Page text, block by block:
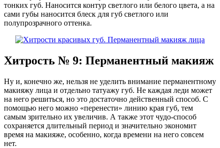
тонких губ. Наносится контур светлого или белого цвета, а на
сами губы наносится блеск для губ светлого или
полупрозрачного оттенка.
Хитрость № 9: Перманентный макияж
Ну и, конечно же, нельзя не уделить внимание перманентному
макияжу лица и отдельно татуажу губ. Не каждая леди может
на него решиться, но это достаточно действенный способ. С
помощью него можно «перенести» линию края губ, тем
самым зрительно их увеличив. А также этот чудо-способ
сохраняется длительный период и значительно экономит
время на макияже, особенно, когда времени на него совсем
нет.